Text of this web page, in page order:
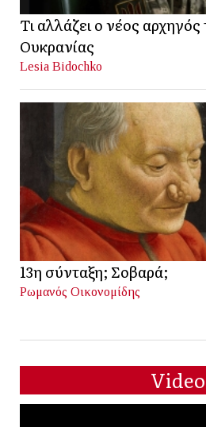
Τι αλλάζει ο νέος
Ουκρανίας
Lesia Bidochko
13η σύνταξη; Σοβαρά;
Ρωμανός Οικονομίδης
Video